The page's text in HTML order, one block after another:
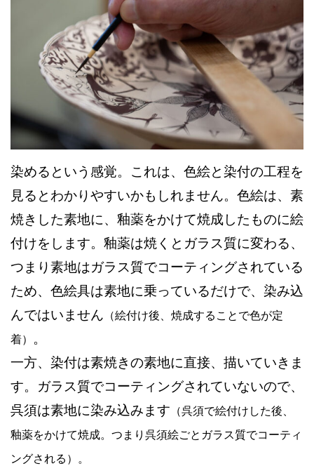
染めるという感覚。これは、色絵と染付の工程を
見るとわかりやすいかもしれません。 色絵は、素
焼きした素地に、釉薬をかけて焼成したものに絵
付けをします。釉薬は焼くとガラス質に変わる、
つまり素地はガラス質でコーティングされている
ため、色絵具は素地に乗っているだけで、染み込
んではいません （絵付け後、焼成することで色が定
着）
。
一方、染付は素焼きの素地に直接、描いていきま
す。ガラス質でコーティングされていないので、
呉須は素地に染み込みます （呉須で絵付けした後、
釉薬をかけて焼成。つまり呉須絵ごとガラス質でコーティ
ングされる）。